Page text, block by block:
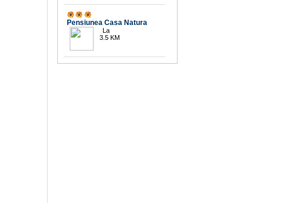
Pensiunea Casa Natura
La
3.5 KM